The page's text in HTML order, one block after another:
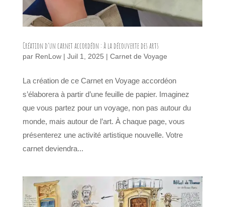
Création d’un carnet accordéon : à la découverte des arts
par RenLow| Juil 1, 2025 | Carnet de Voyage
La création de ce Carnet en Voyage accordéon
s’élaborera à partir d’une feuille de papier. Imaginez
que vous partez pour un voyage, non pas autour du
monde, mais autour de l’art. À chaque page, vous
présenterez une activité artistique nouvelle. Votre
carnet deviendra...